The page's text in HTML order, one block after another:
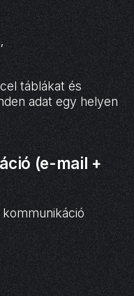
táblákat és
adat egy helyen
(e-mail +